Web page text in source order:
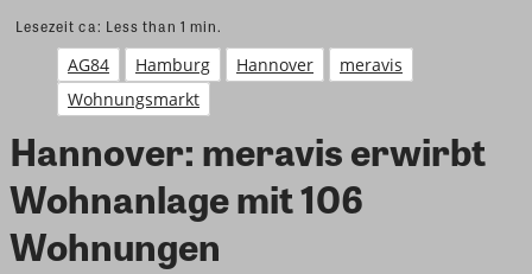
Lesezeit ca: Less than 1 min.
AG84 Hamburg Hannover
meravis
Wohnungsmarkt
Hannover: meravis erwirbt
Wohnanlage mit 106
Wohnungen